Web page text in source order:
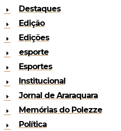
Destaques
Edição
Edições
esporte
Esportes
Institucional
Jornal de Araraquara
Memórias do Polezze
Política